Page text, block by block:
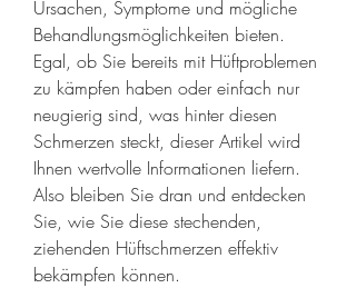
Ursachen, Symptome und mögliche
Behandlungsmöglichkeiten bieten.
Egal, ob Sie bereits mit Hüftproblemen
zu kämpfen haben oder einfach nur
neugierig sind, was hinter diesen
Schmerzen steckt, dieser Artikel wird
Ihnen wertvolle Informationen liefern.
Also bleiben Sie dran und entdecken
Sie, wie Sie diese stechenden,
ziehenden Hüftschmerzen effektiv
bekämpfen können.